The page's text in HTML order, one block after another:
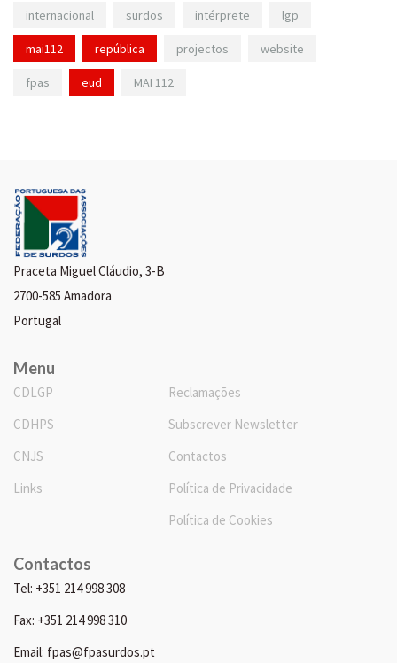
internacional surdos intérprete lgp
mai112 república projectos website
fpas eud MAI 112
Praceta Miguel Cláudio, 3-B
2700-585 Amadora
Portugal
Menu
CDLGP
CDHPS
CNJS
Links
Reclamações
Subscrever Newsletter
Contactos
Política de Privacidade
Política de Cookies
Contactos
Tel: +351 214 998 308
Fax: +351 214 998 310
Email: fpas@fpasurdos.pt